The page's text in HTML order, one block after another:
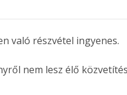
való részvétel ingyenes.
nem lesz élő